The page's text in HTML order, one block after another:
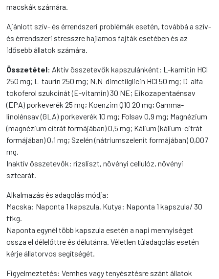
macskák számára.
Ajánlott szív- és érrendszeri problémák esetén, továbbá a szív-
és érrendszeri stresszre hajlamos fajták esetében és az
idősebb állatok számára.
Összetétel: Aktív összetevők kapszulánként: L-karnitin HCl
250 mg; L-taurin 250 mg; N,N-dimetilglicin HCl 50 mg; D-alfa-
tokoferol szukcinát (E-vitamin) 30 NE; Eikozapentaénsav
(EPA) porkeverék 25 mg; Koenzim Q10 20 mg; Gamma-
linolénsav (GLA) porkeverék 10 mg; Folsav 0,9 mg; Magnézium
(magnézium citrát formájában) 0,5 mg; Kálium (kálium-citrát
formájában) 0,1 mg; Szelén (nátriumszelenit formájában) 0,007
mg.
Inaktív összetevők: rizsliszt, növényi cellulóz, növényi
sztearát.
Alkalmazás és adagolás módja:
Macska: Naponta 1 kapszula. Kutya: Naponta 1 kapszula/ 30
ttkg.
Naponta egynél több kapszula esetén a napi mennyiséget
ossza el délelőttre és délutánra. Véletlen túladagolás esetén
kérje állatorvos segítségét.
Figyelmeztetés: Vemhes vagy tenyésztésre szánt állatok